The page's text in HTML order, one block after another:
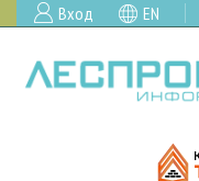
Вход EN